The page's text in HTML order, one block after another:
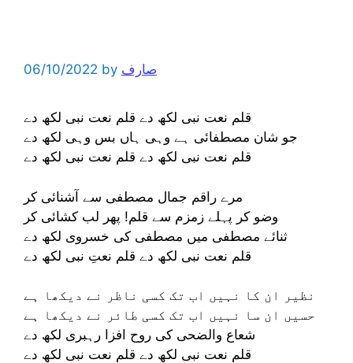
06/10/2022 by صارف
قلم نعت نبی لکھ دے قلم نعت نبی لکھ دے
جو شان مصطفائی ہے وہی ہاں بس وہی لکھ دے
قلم نعت نبی لکھ دے قلم نعت نبی لکھ دے
مرے راقم جمال مصطفی سے آشنائی کر
وضو کر پہلے زمزم سے قلم! پھر لب کشائی کر
ثنائے مصطفی میں مصطفی کی خسروی لکھ دے
قلم نعت نبی لکھ دے قلم نعتِ نبی لکھ دے
نظیر ان کا نہیں اب تک کسی ناظر نے دیکھا ہے
حسیں ان سا نہیں اب تک کسی طائر نے دیکھا ہے
شعاع والضحی کی روح افزا رہبری لکھ دے
قلم نعت نبی لکھ دے قلم نعت نبی لکھ دے